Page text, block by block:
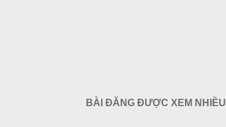
BÀI ĐĂNG ĐƯỢC XEM NHIỀU